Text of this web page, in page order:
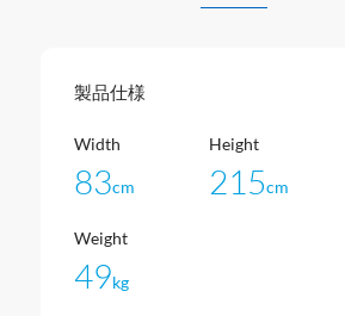
製品仕様
Width
83cm
Height
215cm
Weight
49kg